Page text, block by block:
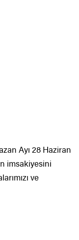
Ayı 28 Haziran
imsakiyesini
ve